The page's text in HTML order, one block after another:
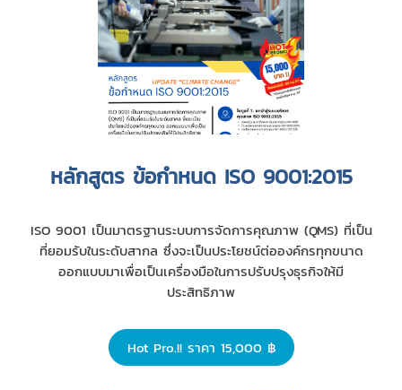
หลักสูตร ข้อกำหนด ISO 9001:2015
ISO 9001 เป็นมาตรฐานระบบการจัดการคุณภาพ (QMS) ที่เป็น
ที่ยอมรับในระดับสากล ซึ่งจะเป็นประโยชน์ต่อองค์กรทุกขนาด
ออกแบบมาเพื่อเป็นเครื่องมือในการปรับปรุงธุรกิจให้มี
ประสิทธิภาพ
Hot Pro.!! ราคา 15,000 ฿